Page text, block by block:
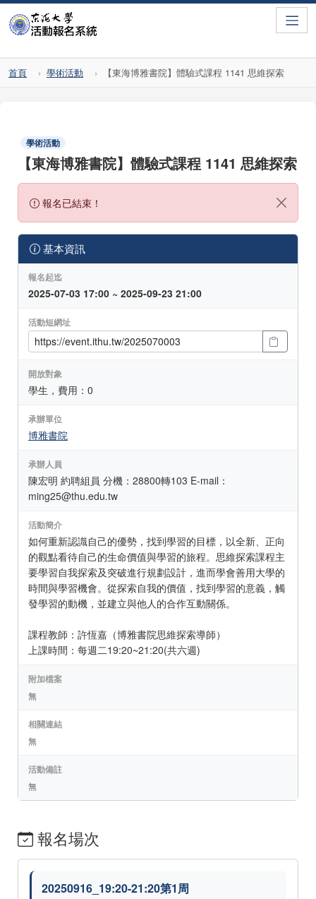
首頁 學術活動 【東海博雅書院】體驗式課程 1141 思維探索
學術活動
【東海博雅書院】體驗式課程 1141 思維探索
報名已結束！
基本資訊
報名起迄
2025-07-03 17:00 ~ 2025-09-23 21:00
活動短網址
開放對象
學生，費用：0
承辦單位
博雅書院
承辦人員
陳宏明 約聘組員 分機：28800轉103 E-mail：
ming25@thu.edu.tw
活動簡介
如何重新認識自己的優勢，找到學習的目標，以全新、正向
的觀點看待自己的生命價值與學習的旅程。思維探索課程主
要學習自我探索及突破進行規劃設計，進而學會善用大學的
時間與學習機會。從探索自我的價值，找到學習的意義，觸
發學習的動機，並建立與他人的合作互動關係。
課程教師：許恆嘉（博雅書院思維探索導師）
上課時間：每週二19:20~21:20(共六週)
附加檔案
無
相關連結
無
活動備註
無
報名場次
20250916_19:20-21:20第1周